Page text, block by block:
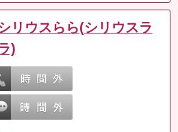
リウスらら(シリウスラ
)